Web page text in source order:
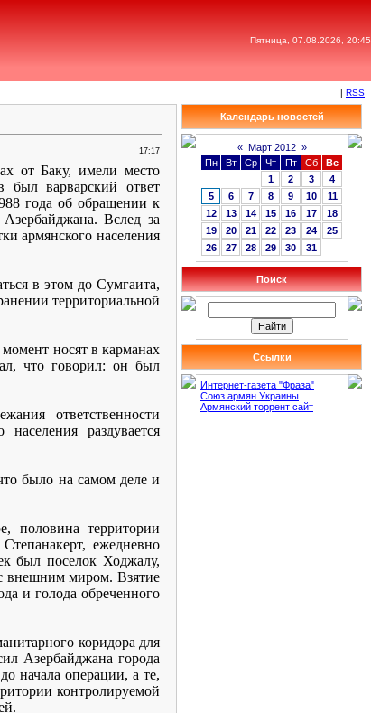
Пятница, 07.08.2026, 20:45
| RSS
17:17
от Баку, имели место
был варварский ответ
года об обращении к
Вслед за
армянского населения
в этом до Сумгаита,
территориальной
носят в карманах
что говорил: он был
ответственности
раздувается
было на самом деле и
половина территории
ежедневно
был поселок Ходжалу,
внешним миром. Взятие
и голода обреченного
коридора для
Азербайджана города
начала операции, а те,
контролируемой
Календарь новостей
« Март 2012 »
Пн
Вт Ср Чт Пт Сб
Вс
1
2 3
4
5
6 7 8 9 10
11
12
13 14 15 16 17
18
19
20 21 22 23 24
25
26
27 28 29 30 31
Поиск
Ссылки
Интернет-газета "Фраза"
Союз армян Украины
Армянский торрент сайт